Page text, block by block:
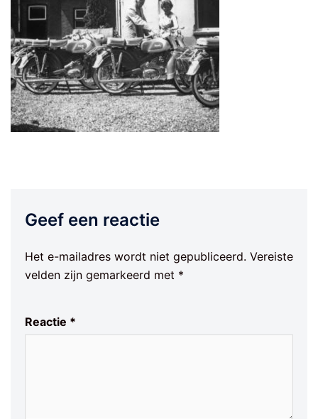
Geef een reactie
Het e-mailadres wordt niet gepubliceerd. Vereiste
velden zijn gemarkeerd met *
Reactie *